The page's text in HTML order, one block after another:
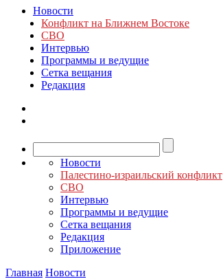
Новости
Конфликт на Ближнем Востоке
СВО
Интервью
Программы и ведущие
Сетка вещания
Редакция
Новости
Палестино-израильский конфликт
СВО
Интервью
Программы и ведущие
Сетка вещания
Редакция
Приложение
Главная Новости